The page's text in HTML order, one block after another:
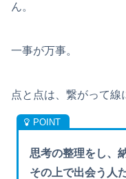
ん。
一事が万事。
点と点は、繋がって線
思考の整理をし、
その上で出会う人